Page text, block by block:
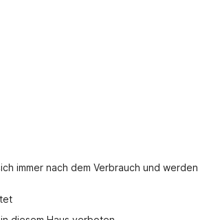
immer nach dem Verbrauch und werden